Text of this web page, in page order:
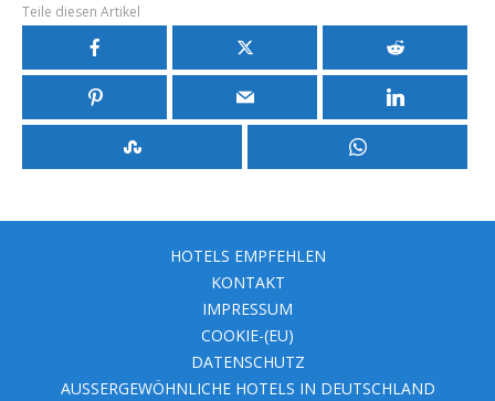
Teile diesen Artikel
HOTELS EMPFEHLEN
KONTAKT
IMPRESSUM
COOKIE-(EU)
DATENSCHUTZ
AUSSERGEWÖHNLICHE HOTELS IN DEUTSCHLAND